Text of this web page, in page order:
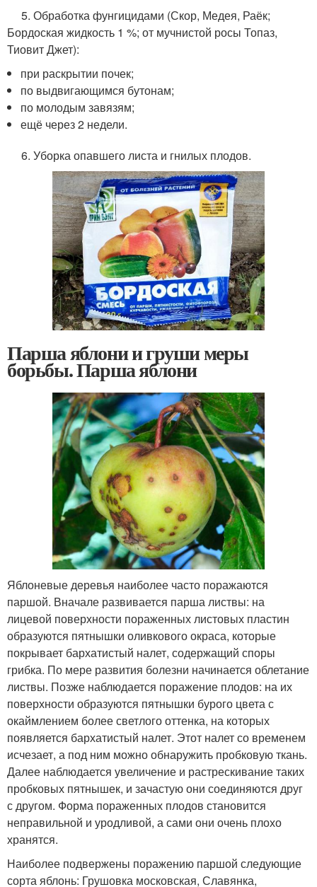
5. Обработка фунгицидами (Скор, Медея, Раёк;
Бордоская жидкость 1 %; от мучнистой росы Топаз,
Тиовит Джет):
при раскрытии почек;
по выдвигающимся бутонам;
по молодым завязям;
ещё через 2 недели.
6. Уборка опавшего листа и гнилых плодов.
Парша яблони и груши меры
борьбы. Парша яблони
Яблоневые деревья наиболее часто поражаются
паршой. Вначале развивается парша листвы: на
лицевой поверхности пораженных листовых пластин
образуются пятнышки оливкового окраса, которые
покрывает бархатистый налет, содержащий споры
грибка. По мере развития болезни начинается облетание
листвы. Позже наблюдается поражение плодов: на их
поверхности образуются пятнышки бурого цвета с
окаймлением более светлого оттенка, на которых
появляется бархатистый налет. Этот налет со временем
исчезает, а под ним можно обнаружить пробковую ткань.
Далее наблюдается увеличение и растрескивание таких
пробковых пятнышек, и зачастую они соединяются друг
с другом. Форма пораженных плодов становится
неправильной и уродливой, а сами они очень плохо
хранятся.
Наиболее подвержены поражению паршой следующие
сорта яблонь: Грушовка московская, Славянка,